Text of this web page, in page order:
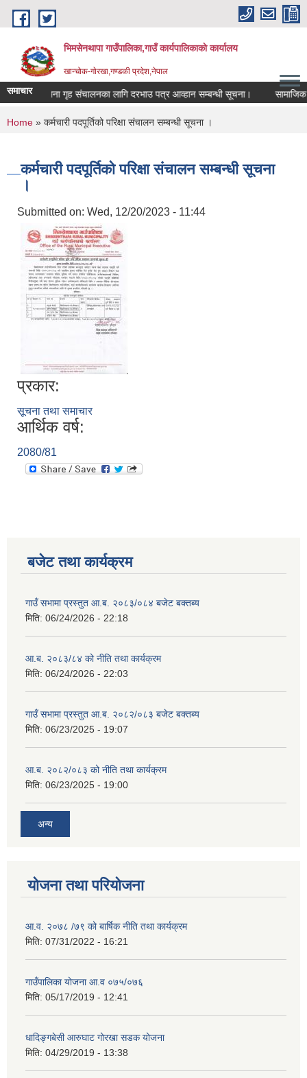
Skip to main content
भिमसेनथापा गाउँपालिका,गाउँ कार्यपालिकाकाे कार्यालय
खान्चोक-गाेरखा,गण्डकी प्रदेश,नेपाल
समाचारचमेना गृह संचालनका लागि दरभाउ पत्र आव्हान सम्बन्धी सूचना। सामाजिक
You are here
Home » कर्मचारी पदपूर्तिको परिक्षा संचालन सम्बन्धी सूचना ।
कर्मचारी पदपूर्तिको परिक्षा संचालन सम्बन्धी सूचना
।
Submitted on: Wed, 12/20/2023 - 11:44
प्रकार:
सूचना तथा समाचार
आर्थिक वर्ष:
2080/81
बजेट तथा कार्यक्रम
गाउँ सभामा प्रस्तुत आ.ब. २०८३/०८४ बजेट बक्तब्य
मिति: 06/24/2026 - 22:18
आ.ब. २०८३/८४ को नीति तथा कार्यक्रम
मिति: 06/24/2026 - 22:03
गाउँ सभामा प्रस्तुत आ.ब. २०८२/०८३ बजेट बक्तब्य
मिति: 06/23/2025 - 19:07
आ.ब. २०८२/०८३ को नीति तथा कार्यक्रम
मिति: 06/23/2025 - 19:00
अन्य
योजना तथा परियोजना
आ.व. २०७८ /७९ को बार्षिक नीति तथा कार्यक्रम
मिति: 07/31/2022 - 16:21
गाउँपालिका योजना आ.व ०७५/०७६
मिति: 05/17/2019 - 12:41
धादिङ्गबेसी आरुघाट गोरखा सडक योजना
मिति: 04/29/2019 - 13:38